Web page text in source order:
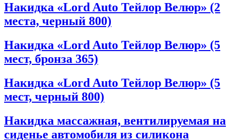
Накидка «Lord Auto Тейлор Велюр» (2
места, черный 800)
Накидка «Lord Auto Тейлор Велюр» (5
мест, бронза 365)
Накидка «Lord Auto Тейлор Велюр» (5
мест, черный 800)
Накидка массажная, вентилируемая на
сиденье автомобиля из силикона